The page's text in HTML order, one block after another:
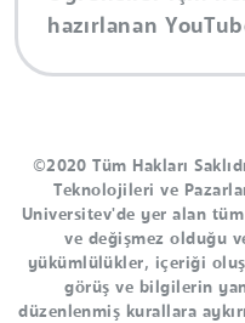
hazırlanan
©2020 Tüm Hakları
Teknolojileri ve
Universitev'de yer alan
ve değişmez olduğu
yükümlülükler, içeriği
görüş ve bilgilerin
düzenlenmiş kurallara